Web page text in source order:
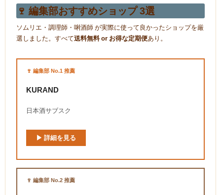
🍷 編集部おすすめショップ 3選
ソムリエ・調理師・唎酒師 が実際に使って良かったショップを厳
選しました。すべて送料無料 or お得な定期便あり。
🍷 編集部 No.1 推薦
KURAND
日本酒サブスク
▶ 詳細を見る
🍷 編集部 No.2 推薦